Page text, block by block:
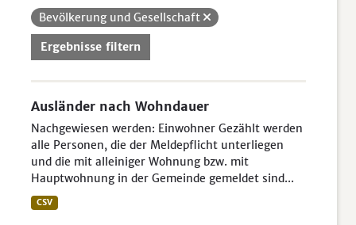
Bevölkerung und Gesellschaft
Ergebnisse filtern
Ausländer nach Wohndauer
Nachgewiesen werden: Einwohner Gezählt werden
alle Personen, die der Meldepflicht unterliegen
und die mit alleiniger Wohnung bzw. mit
Hauptwohnung in der Gemeinde gemeldet sind...
CSV